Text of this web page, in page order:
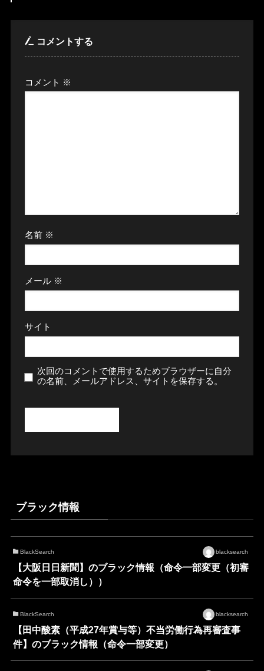
コメントする
コメント ※
名前 ※
メール ※
サイト
次回のコメントで使用するためブラウザーに自分
の名前、メールアドレス、サイトを保存する。
ブラック情報
BlackSearch blacksearch
【大阪日日新聞】のブラック情報（命令一部変更（初審
命令を一部取消し））
BlackSearch blacksearch
【田中酸素（平成27年賞与等）不当労働行為再審査事
件】のブラック情報（命令一部変更）